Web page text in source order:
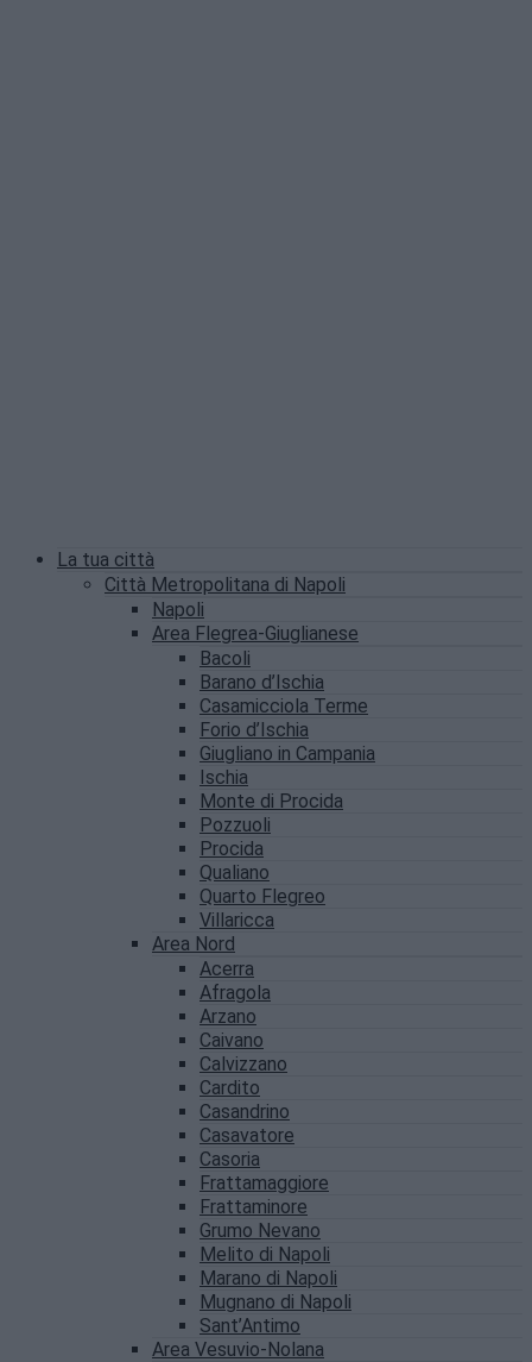
La tua città
Città Metropolitana di Napoli
Napoli
Area Flegrea-Giuglianese
Bacoli
Barano d’Ischia
Casamicciola Terme
Forio d’Ischia
Giugliano in Campania
Ischia
Monte di Procida
Pozzuoli
Procida
Qualiano
Quarto Flegreo
Villaricca
Area Nord
Acerra
Afragola
Arzano
Caivano
Calvizzano
Cardito
Casandrino
Casavatore
Casoria
Frattamaggiore
Frattaminore
Grumo Nevano
Melito di Napoli
Marano di Napoli
Mugnano di Napoli
Sant’Antimo
Area Vesuvio-Nolana